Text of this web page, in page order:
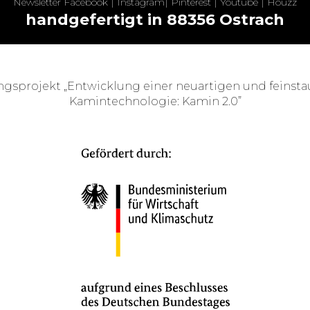
handgefertigt in 88356 Ostrach
„Entwicklung einer neuartigen und
Kamintechnologie: Kamin 2.0”